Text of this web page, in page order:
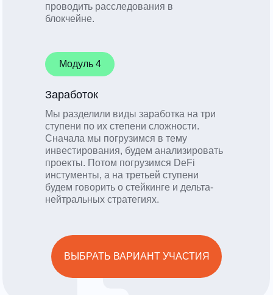
проводить расследования в
блокчейне.
Заработок
Мы разделили виды заработка на три
ступени по их степени сложности.
Сначала мы погрузимся в тему
инвестирования, будем анализировать
проекты. Потом погрузимся DeFi
инстументы, а на третьей ступени
будем говорить о стейкинге и дельта-
нейтральных стратегиях.
Модуль 4
ВЫБРАТЬ ВАРИАНТ УЧАСТИЯ